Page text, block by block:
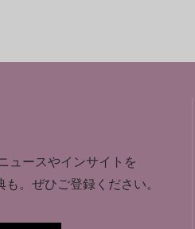
ュースやインサイトを
。 ぜひご登録ください。